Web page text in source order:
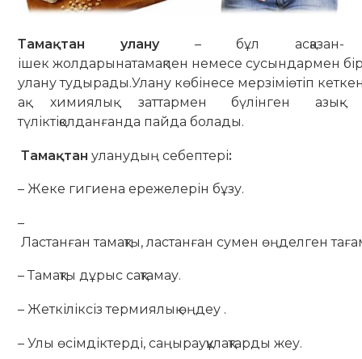
Тамақтан улану– бұл асқазан-
ішек жолдарынатамақпен немесе сусындармен
улану тудырады.Улану көбінесе мерзіміөтіп
ақ химиялық заттармен бүлінген азық-
түліктіқолданғанда пайда болады.
Тамақтан уланудың себептері:
– Жеке гигиена ережелерін бұзу.
–
Ластанған тамақты, ластанған сумен өңделген
– Тамақты дұрыс сақтамау.
– Жеткіліксіз термиялық өңдеу .
– Улы өсімдіктерді, саңырауқұлақтарды жеу.